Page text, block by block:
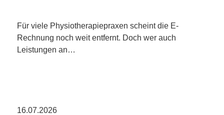
Für viele Physiotherapiepraxen scheint die E-
Rechnung noch weit entfernt. Doch wer auch
Leistungen an…
16.07.2026